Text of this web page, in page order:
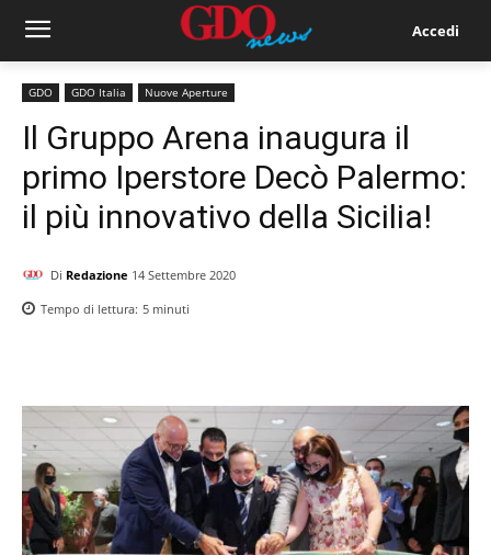
Accedi
GDO GDO Italia Nuove Aperture
Il Gruppo Arena inaugura il
primo Iperstore Decò Palermo:
il più innovativo della Sicilia!
Di Redazione 14 Settembre 2020
Tempo di lettura: 5 minuti